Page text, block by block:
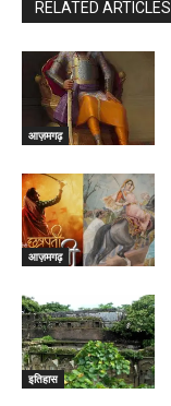
RELATED ARTICLES
आज़मगढ़
आज़मगढ़
इतिहास